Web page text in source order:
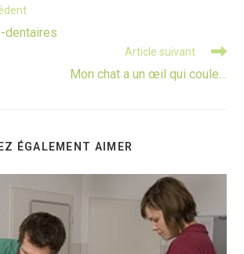
dentaires
Article suivant
Mon chat a un œil qui coule…
ÉGALEMENT AIMER